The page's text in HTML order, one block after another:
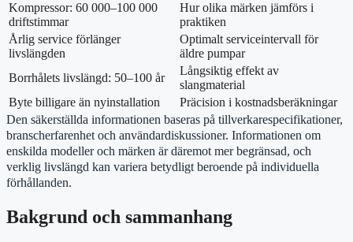
Kompressor: 60 000–100 000
driftstimmar
Hur olika märken jämförs i
praktiken
Årlig service förlänger
livslängden
Optimalt serviceintervall för
äldre pumpar
Borrhålets livslängd: 50–100 år
Långsiktig effekt av
slangmaterial
Byte billigare än nyinstallation
Präcision i kostnadsberäkningar
Den säkerställda informationen baseras på tillverkarespecifikationer,
branscherfarenhet och användardiskussioner. Informationen om
enskilda modeller och märken är däremot mer begränsad, och
verklig livslängd kan variera betydligt beroende på individuella
förhållanden.
Bakgrund och sammanhang